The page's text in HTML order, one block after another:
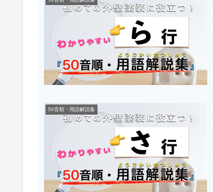
50音順・用語解説集